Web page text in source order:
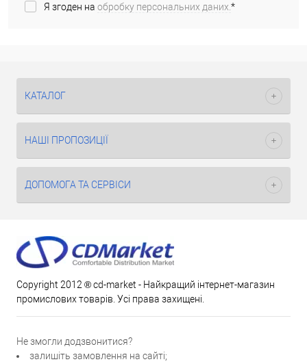
Я згоден на обробку персональних даних.*
КАТАЛОГ
НАШІ ПРОПОЗИЦІЇ
ДОПОМОГА ТА СЕРВІСИ
Copyright 2012 ® cd-market - Найкращий інтернет-магазин
промислових товарів. Усі права захищені.
Не змогли додзвонитися?
залишіть замовлення на сайті;